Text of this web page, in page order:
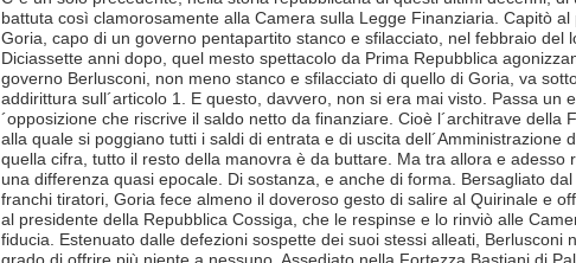
battuta così clamorosamente alla Camera sulla Legge Finanziaria. Capitò al
Goria, capo di un governo pentapartito stanco e sfilacciato, nel febbraio del
Diciassette anni dopo, quel mesto spettacolo da Prima Repubblica
governo Berlusconi, non meno stanco e sfilacciato di quello di Goria, va
addirittura sull´articolo 1. E questo, davvero, non si era mai visto. Passa un
´opposizione che riscrive il saldo netto da finanziare. Cioè l´architrave della
alla quale si poggiano tutti i saldi di entrata e di uscita dell´Amministrazione
quella cifra, tutto il resto della manovra è da buttare. Ma tra allora e adesso
una differenza quasi epocale. Di sostanza, e anche di forma. Bersagliato
franchi tiratori, Goria fece almeno il doveroso gesto di salire al Quirinale e
al presidente della Repubblica Cossiga, che le respinse e lo rinviò alle
fiducia. Estenuato dalle defezioni sospette dei suoi stessi alleati, Berlusconi